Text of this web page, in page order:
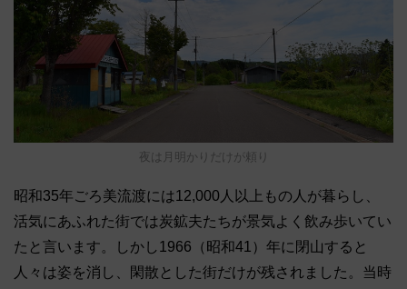
夜は月明かりだけが頼り
昭和35年ごろ美流渡には12,000人以上もの人が暮らし、
活気にあふれた街では炭鉱夫たちが景気よく飲み歩いてい
たと言います。しかし1966（昭和41）年に閉山すると
人々は姿を消し、閑散とした街だけが残されました。当時